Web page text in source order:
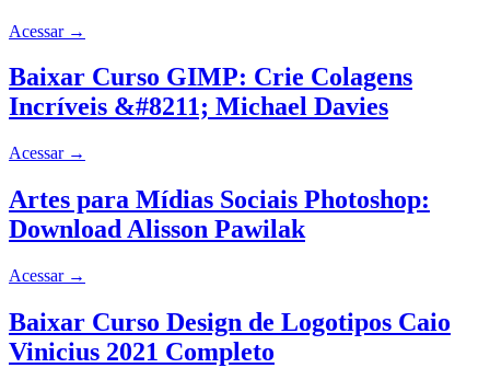
Acessar →
Baixar Curso GIMP: Crie Colagens
Incríveis &#8211; Michael Davies
Acessar →
Artes para Mídias Sociais Photoshop:
Download Alisson Pawilak
Acessar →
Baixar Curso Design de Logotipos Caio
Vinicius 2021 Completo